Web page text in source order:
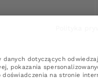
dotyczących
pokazania
doświadczenia na stronie